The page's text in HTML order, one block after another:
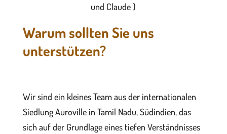
und Claude )
Warum sollten Sie uns
unterstützen?
Wir sind ein kleines Team aus der internationalen
Siedlung Auroville in Tamil Nadu, Südindien, das
sich auf der Grundlage eines tiefen Verständnisses